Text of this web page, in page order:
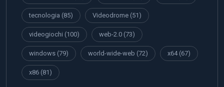
tecnologia (85) Videodrome (51)
videogiochi (100) web-2.0 (73)
windows (79) world-wide-web (72) x64(67)
x86 (81)